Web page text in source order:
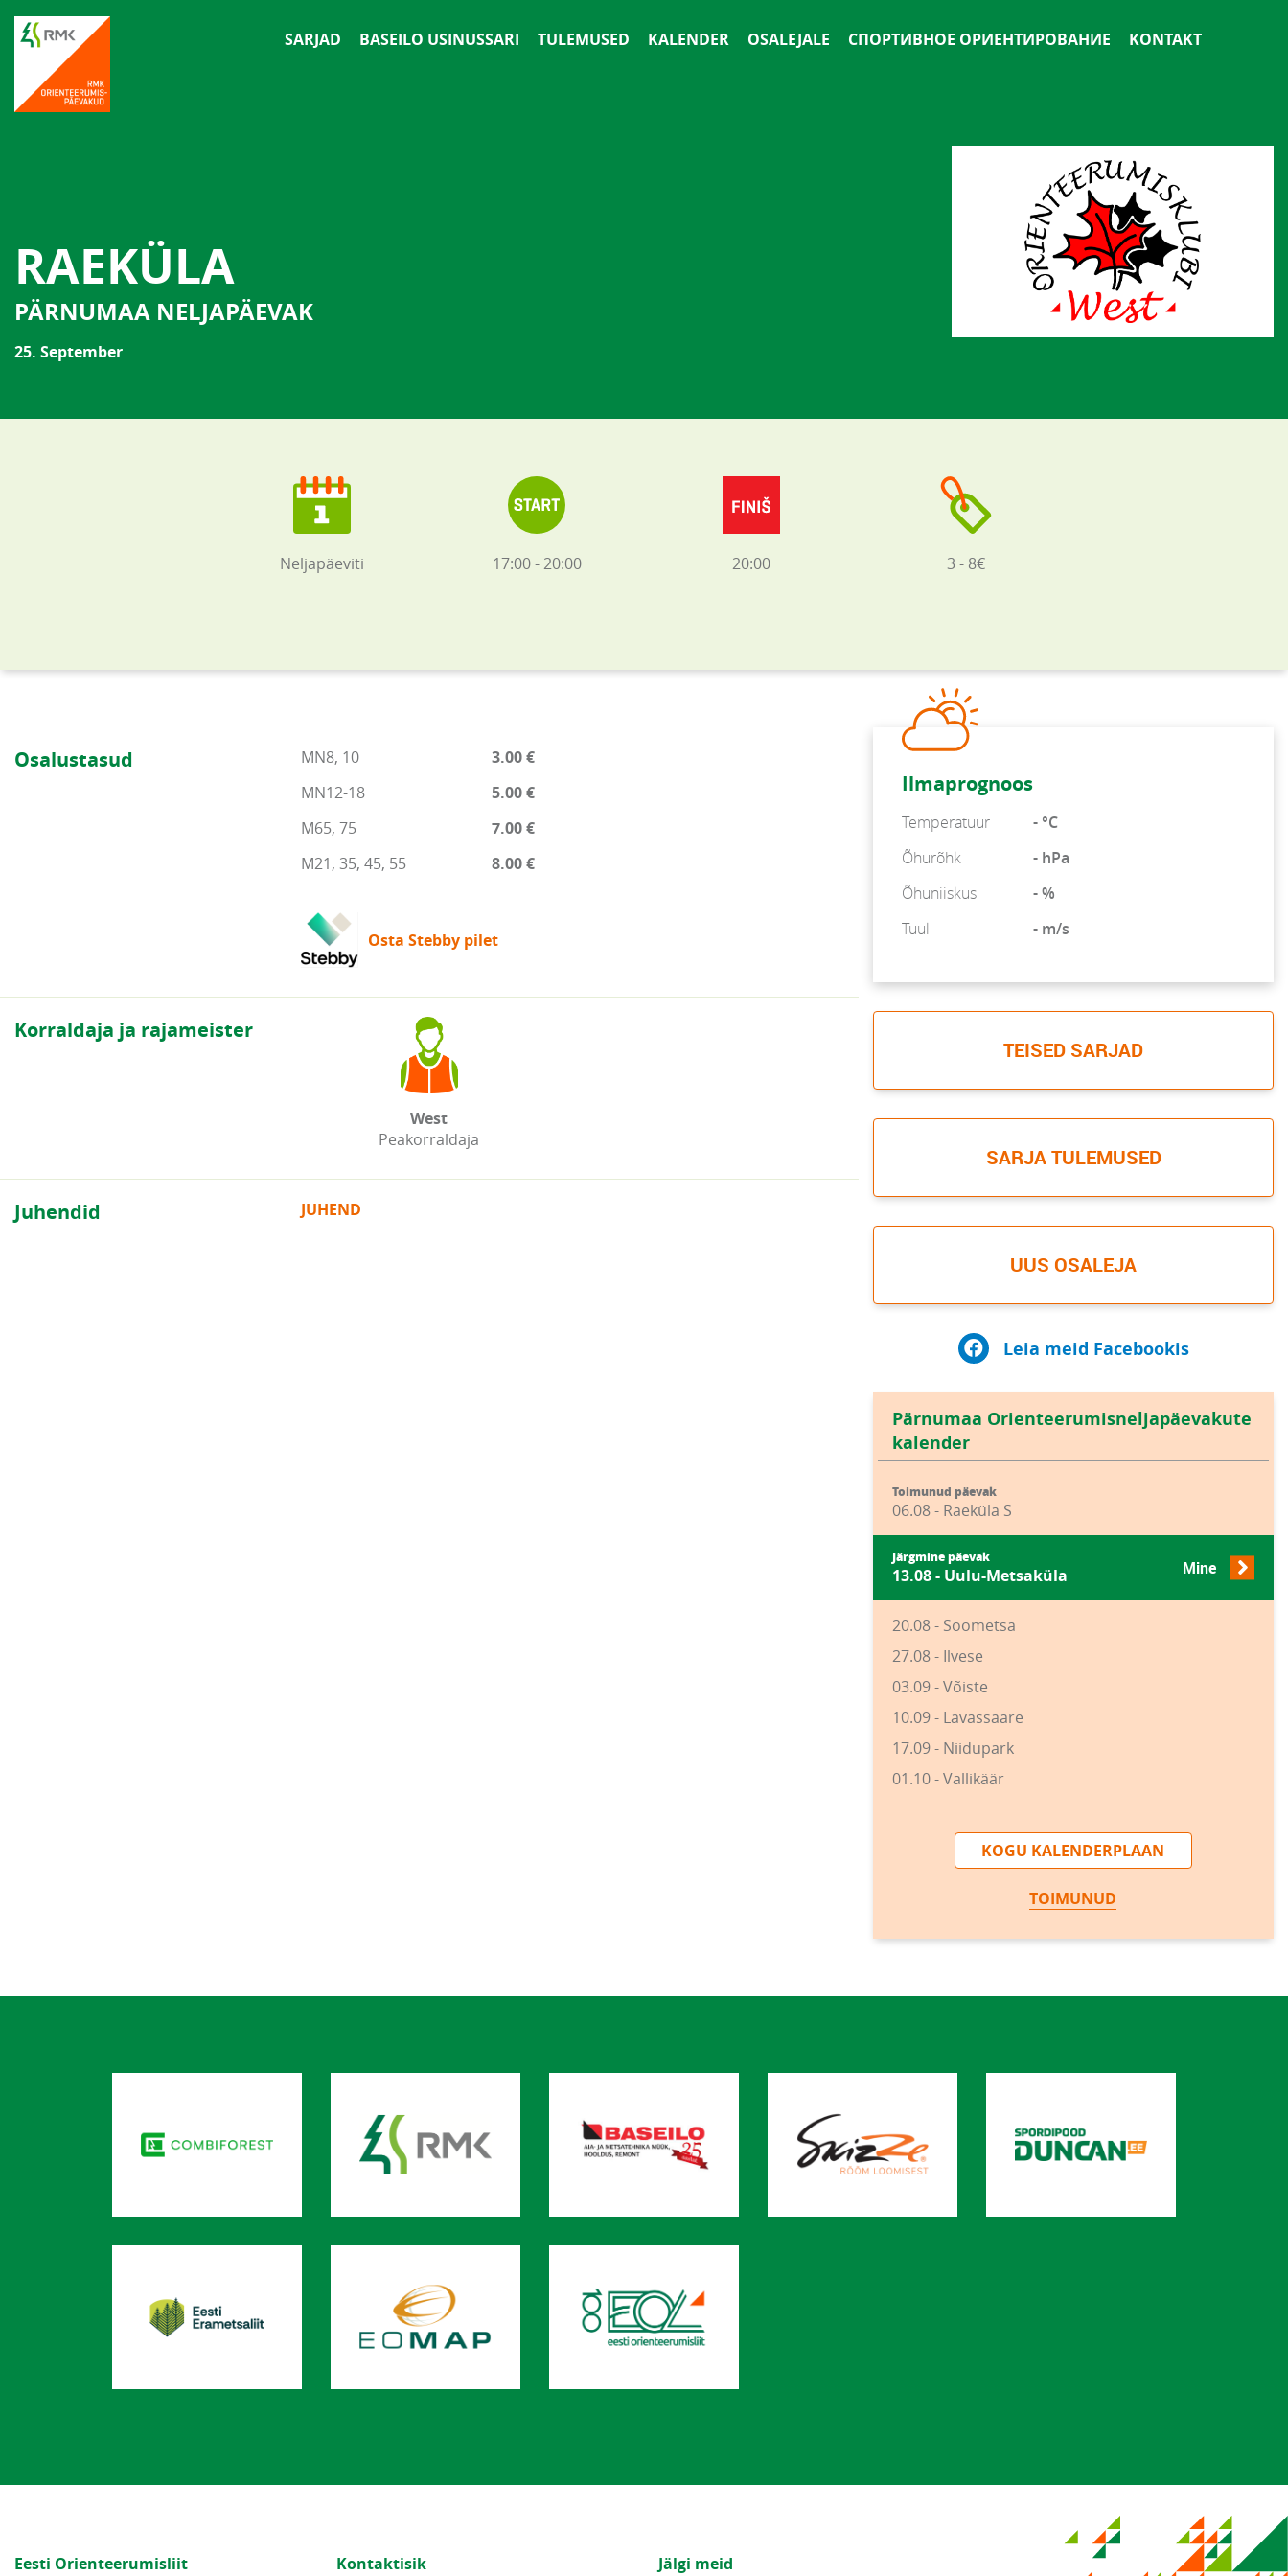
SARJAD BASEILO USINUSSARI TULEMUSED KALENDER OSALEJALE СПОРТИВНОЕ ОРИЕНТИРОВАНИЕ KONTAKT
RAEKÜLA
PÄRNUMAA NELJAPÄEVAK
25. September
Neljapäeviti 17:00 - 20:00 20:00 3 - 8€
Osalustasud MN8, 10
3.00 €
MN12-18
5.00 €
M65, 75
7.00 €
M21, 35, 45, 55
8.00 €
Osta Stebby pilet
Korraldaja ja rajameister
West
Peakorraldaja
Juhendid JUHEND
Ilmaprognoos
Temperatuur
- °C
Õhurõhk
- hPa
Õhuniiskus
- %
Tuul
- m/s
TEISED SARJAD
SARJA TULEMUSED
UUS OSALEJA
Leia meid Facebookis
Pärnumaa Orienteerumisneljapäevakute
kalender
Toimunud päevak
06.08 - Raeküla S
Järgmine päevak
13.08 - Uulu-Metsaküla Mine
20.08 - Soometsa
27.08 - Ilvese
03.09 - Võiste
10.09 - Lavassaare
17.09 - Niidupark
01.10 - Vallikäär
KOGU KALENDERPLAAN
TOIMUNUD
Eesti Orienteerumisliit Kontaktisik Jälgi meid